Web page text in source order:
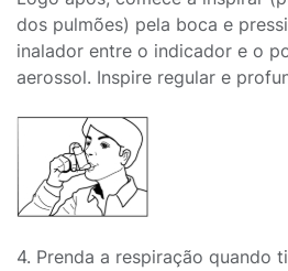
dos pulmões) pela boca e
inalador entre o indicador e o
aerossol. Inspire regular e
4. Prenda a respiração quando